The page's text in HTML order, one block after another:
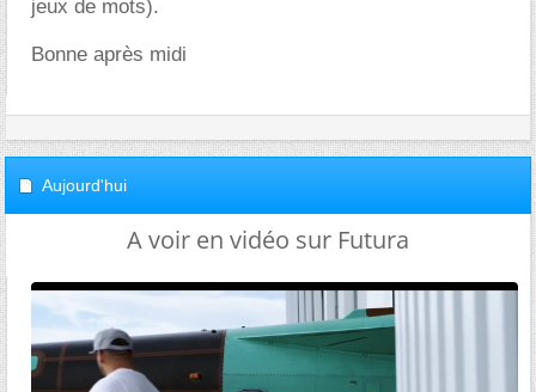
jeux de mots).
Bonne après midi
Aujourd'hui
A voir en vidéo sur Futura